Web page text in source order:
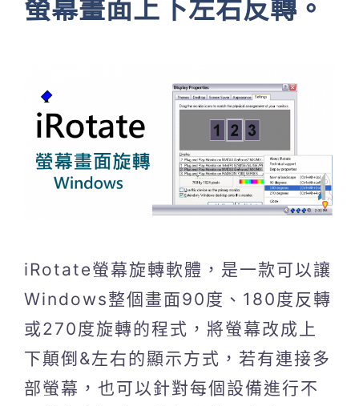
螢幕畫面上下左右反轉。
iRotate螢幕旋轉軟體，是一款可以讓
Windows整個畫面90度、180度反轉
或270度旋轉的程式，將螢幕改成上
下顛倒&左右的顯示方式，若有連接多
部螢幕，也可以針對每個設備進行不